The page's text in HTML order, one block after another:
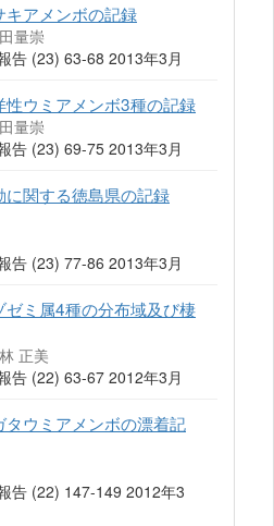
アメンボの記録
量崇
告 (23) 63-68 2013年3月
ウミアメンボ3種の記録
量崇
告 (23) 69-75 2013年3月
関する徳島県の記録
告 (23) 77-86 2013年3月
ミ属4種の分布域及び棲
正美
告 (22) 63-67 2012年3月
ウミアメンボの漂着記
告 (22) 147-149 2012年3